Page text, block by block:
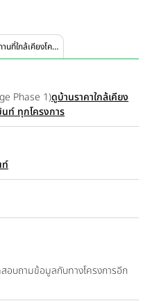
นที่ใกล้เคียงโครงการ
Phase 1)ดูบ้านราคาใกล้เคียง
ท์ ทุกโครงการ
ท์
อบถามข้อมูลกับทางโครงการอีก